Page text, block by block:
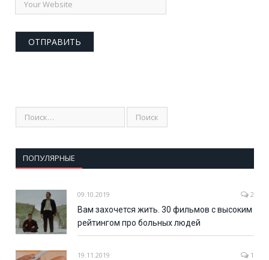
ПОПУЛЯРНЫЕ
09.10.2019 2
Вам захочется жить. 30 фильмов с высоким
рейтингом про больных людей
19.11.2019 1